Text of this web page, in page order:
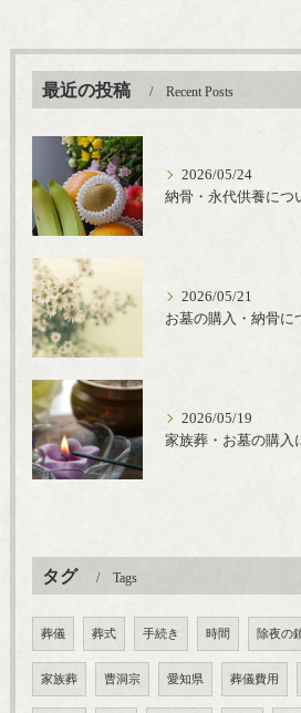
最近の投稿 Recent Posts
2026/05/24
納骨・永代供養につ
2026/05/21
お墓の購入・納骨に
2026/05/19
家族葬・お墓の購入
タグ Tags
葬儀 葬式 手続き 時間 除夜の
家族葬 曹洞宗 愛知県 葬儀費用